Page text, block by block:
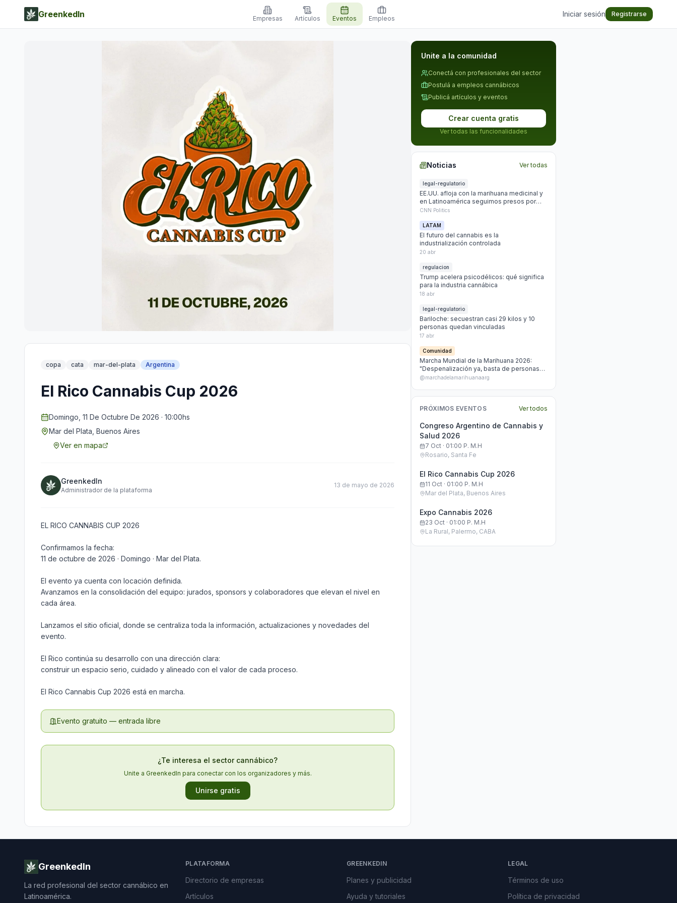
GreenkedIn Empresas Artículos Eventos Empleos
Iniciar sesión Registrarse
copa cata mar-del-plata Argentina
El Rico Cannabis Cup 2026
Domingo, 11 De Octubre De 2026 · 10:00hs
Mar del Plata, Buenos Aires
Ver en mapa
GreenkedIn
Administrador de la plataforma
13 de mayo de 2026
EL RICO CANNABIS CUP 2026
Confirmamos la fecha:
11 de octubre de 2026 · Domingo · Mar del Plata.
El evento ya cuenta con locación definida.
Avanzamos en la consolidación del equipo: jurados, sponsors y colaboradores que elevan el nivel en
cada área.
Lanzamos el sitio oficial, donde se centraliza toda la información, actualizaciones y novedades del
evento.
El Rico continúa su desarrollo con una dirección clara:
construir un espacio serio, cuidado y alineado con el valor de cada proceso.
El Rico Cannabis Cup 2026 está en marcha.
Evento gratuito — entrada libre
¿Te interesa el sector cannábico?
Unite a GreenkedIn para conectar con los organizadores y más.
Unirse gratis
Unite a la comunidad
Conectá con profesionales del sector
Postulá a empleos cannábicos
Publicá artículos y eventos
Crear cuenta gratis
Ver todas las funcionalidades
Noticias Ver todas
legal-regulatorio
EE.UU. afloja con la marihuana medicinal y
en Latinoamérica seguimos presos por
plantar
CNN Politics
LATAM
El futuro del cannabis es la
industrialización controlada
20 abr
regulacion
Trump acelera psicodélicos: qué significa
para la industria cannábica
18 abr
legal-regulatorio
Bariloche: secuestran casi 29 kilos y 10
personas quedan vinculadas
17 abr
Comunidad
Marcha Mundial de la Marihuana 2026:
"Despenalización ya, basta de personas
presas por marihuana"
@marchadelamarihuanaarg
PRÓXIMOS EVENTOS Ver todos
Congreso Argentino de Cannabis y
Salud 2026
7 Oct · 01:00 P. M.h
Rosario, Santa Fe
El Rico Cannabis Cup 2026
11 Oct · 01:00 P. M.h
Mar del Plata, Buenos Aires
Expo Cannabis 2026
23 Oct · 01:00 P. M.h
La Rural, Palermo, CABA
GreenkedIn
La red profesional del sector cannábico en
Latinoamérica.
PLATAFORMA
Directorio de empresas
Artículos
GREENKEDIN
Planes y publicidad
Ayuda y tutoriales
LEGAL
Términos de uso
Política de privacidad